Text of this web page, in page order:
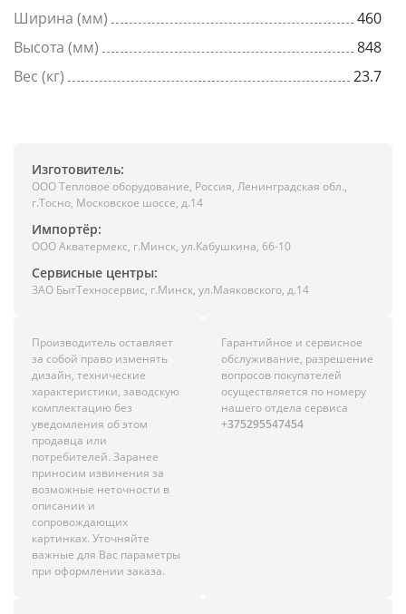
Ширина (мм)
460
Высота (мм)
848
Вес (кг)
23.7
Изготовитель:
ООО Тепловое оборудование, Россия, Ленинградская обл.,
г.Тоcно, Московское шоссе, д.14
Импортёр:
ООО Акватермекс, г.Минск, ул.Кабушкина, 66-10
Сервисные центры:
ЗАО БытТехносервис, г.Минск, ул.Маяковского, д.14
Производитель оставляет
за собой право изменять
дизайн, технические
характеристики, заводскую
комплектацию без
уведомления об этом
продавца или
потребителей. Заранее
приносим извинения за
возможные неточности в
описании и
сопровождающих
картинках. Уточняйте
важные для Вас параметры
при оформлении заказа.
Гарантийное и сервисное
обслуживание, разрешение
вопросов покупателей
осуществляется по номеру
нашего отдела сервиса
+375295547454